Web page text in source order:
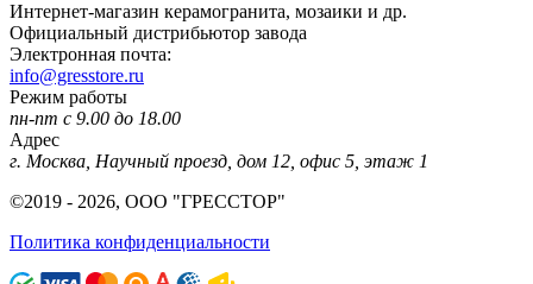
Интернет-магазин керамогранита, мозаики и др.
Официальный дистрибьютор завода
Электронная почта:
info@gresstore.ru
Режим работы
пн-пт с 9.00 до 18.00
Адрес
г. Москва, Научный проезд, дом 12, офис 5, этаж 1
©2019 - 2026, ООО "ГРЕССТОР"
Политика конфиденциальности